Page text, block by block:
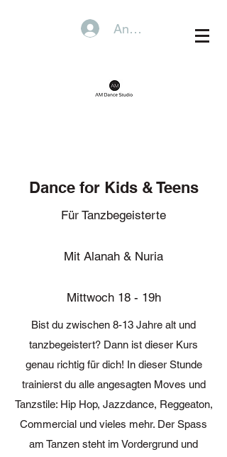
Anmelden
Dance for Kids & Teens
Für Tanzbegeisterte
Mit Alanah & Nuria
Mittwoch 18 - 19h
Bist du zwischen 8-13 Jahre alt und
tanzbegeistert? Dann ist dieser Kurs
genau richtig für dich! In dieser Stunde
trainierst du alle angesagten Moves und
Tanzstile: Hip Hop, Jazzdance, Reggeaton,
Commercial und vieles mehr. Der Spass
am Tanzen steht im Vordergrund und